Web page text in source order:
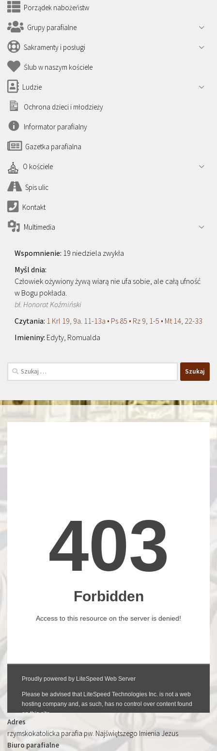
Porządek nabożeństw
Grupy parafialne
Sakramenty i posługi
Ślub w naszym kościele
Ludzie
Ochrona dzieci i młodzieży
Informator parafialny
Gazetka parafialna
O kościele
Spis ulic
Kontakt
Multimedia
19 niedziela zwykła
Człowiek ożywiony żywą wiarą nie ufa sobie, ale całą ufność
w Bogu pokłada.
bł. Honorat Koźmiński
1 Krl 19, 9a. 11-13a • Ps 85 • Rz 9, 1-5 • Mt 14, 22-33
Edyty, Romualda
Szukaj:
Adres
rzymskokatolicka parafia pw. Najświętszego Imienia Jezus
Biuro parafialne